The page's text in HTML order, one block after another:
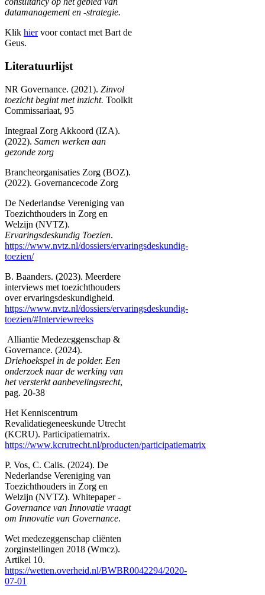
datamanagement en -strategie.
Klik hiervoor contact met Bart de
Geus.
Literatuurlijst
NR Governance. (2021). Zinvol
toezicht begint met inzicht. Toolkit
Commissariaat, 95
Integraal Zorg Akkoord (IZA).
(2022). Samen werken aan
gezonde zorg
Brancheorganisaties Zorg (BOZ).
(2022). Governancecode Zorg
De Nederlandse Vereniging van
Toezichthouders in Zorg en
Welzijn (NVTZ).
Ervaringsdeskundig Toezien.
https://www.nvtz.nl/dossiers/ervaringsdeskundig-
toezien/
B. Baanders. (2023). Meerdere
interviews met toezichthouders
over ervaringsdeskundigheid.
https://www.nvtz.nl/dossiers/ervaringsdeskundig-
toezien/#Interviewreeks
Alliantie Medezeggenschap &
Governance. (2024).
Driehoekspel in de polder. Een
onderzoek naar de werking van
het versterkt aanbevelingsrecht,
pag. 20-38
Het Kenniscentrum
Revalidatiegeneeskunde Utrecht
(KCRU). Participatiematrix.
https://www.kcrutrecht.nl/producten/participatiematrix
P. Vos, C. Calis. (2024). De
Nederlandse Vereniging van
Toezichthouders in Zorg en
Welzijn (NVTZ). Whitepaper -
Governance van Innovatie vraagt
om Innovatie van Governance.
Wet medezeggenschap cliënten
zorginstellingen 2018 (Wmcz).
Artikel 10.
https://wetten.overheid.nl/BWBR0042294/2020-
07-01